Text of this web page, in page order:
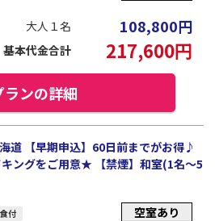
大人１名 108,800円
基本代金合計 217,600円
ランの詳細
道 【早期申込】60日前までがお得♪
ングをご用意★ 【禁煙】和室(1名～5
付 空室あり